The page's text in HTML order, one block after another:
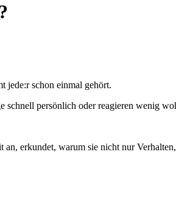
jede:r schon einmal gehört.
schnell persönlich oder reagieren wenig
erkundet, warum sie nicht nur